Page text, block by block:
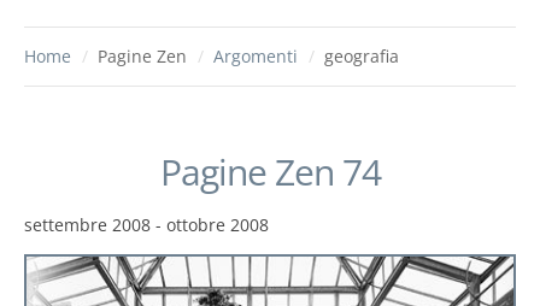
Home / Pagine Zen / Argomenti / geografia
Pagine Zen 74
settembre 2008 - ottobre 2008